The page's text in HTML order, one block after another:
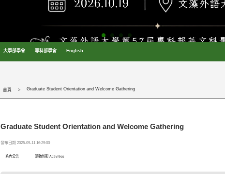
大學部學會 專科部學會 English
首頁 Graduate Student Orientation and Welcome Gathering
Graduate Student Orientation and Welcome Gathering
發布日期 2025-09-11 16:29:00
系內公告 活動剪影 Activities